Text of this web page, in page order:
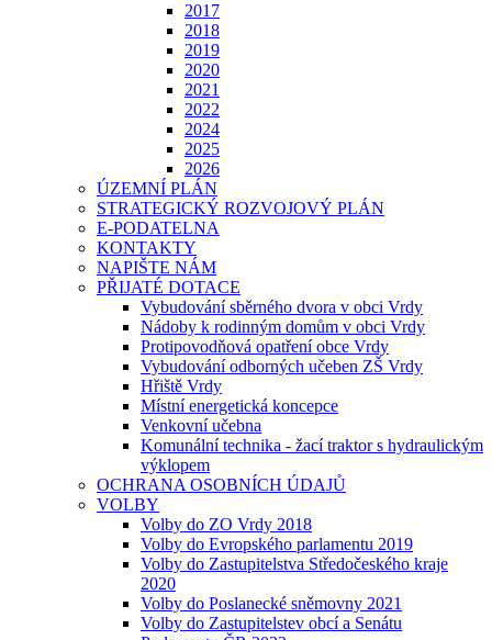
2017
2018
2019
2020
2021
2022
2024
2025
2026
ÚZEMNÍ PLÁN
STRATEGICKÝ ROZVOJOVÝ PLÁN
E-PODATELNA
KONTAKTY
NAPIŠTE NÁM
PŘIJATÉ DOTACE
Vybudování sběrného dvora v obci Vrdy
Nádoby k rodinným domům v obci Vrdy
Protipovodňová opatření obce Vrdy
Vybudování odborných učeben ZŠ Vrdy
Hřiště Vrdy
Místní energetická koncepce
Venkovní učebna
Komunální technika - žací traktor s hydraulickým
výklopem
OCHRANA OSOBNÍCH ÚDAJŮ
VOLBY
Volby do ZO Vrdy 2018
Volby do Evropského parlamentu 2019
Volby do Zastupitelstva Středočeského kraje
2020
Volby do Poslanecké sněmovny 2021
Volby do Zastupitelstev obcí a Senátu